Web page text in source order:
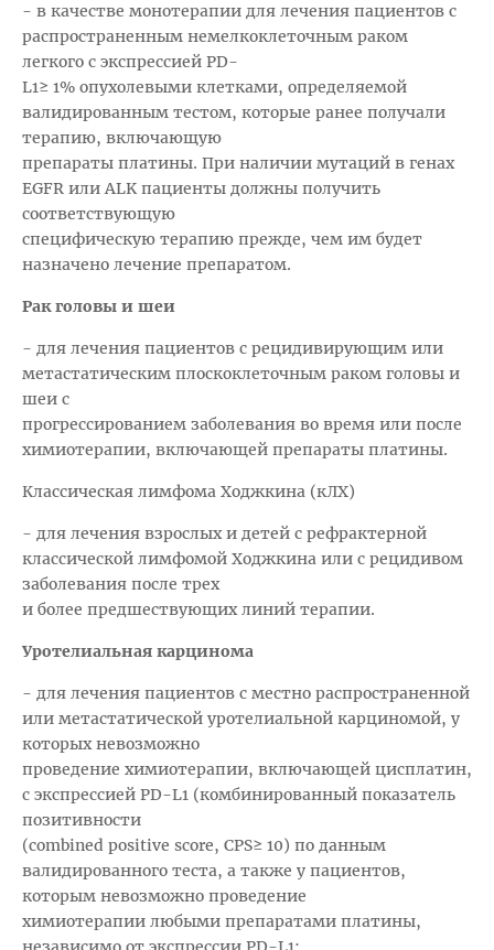
- в качестве монотерапии для лечения пациентов с
распространенным немелкоклеточным раком
легкого с экспрессией PD-
L1≥ 1% опухолевыми клетками, определяемой
валидированным тестом, которые ранее получали
терапию, включающую
препараты платины. При наличии мутаций в генах
EGFR или ALK пациенты должны получить
соответствующую
специфическую терапию прежде, чем им будет
назначено лечение препаратом.
Рак головы и шеи
- для лечения пациентов с рецидивирующим или
метастатическим плоскоклеточным раком головы и
шеи с
прогрессированием заболевания во время или после
химиотерапии, включающей препараты платины.
Классическая лимфома Ходжкина (кЛХ)
- для лечения взрослых и детей с рефрактерной
классической лимфомой Ходжкина или с рецидивом
заболевания после трех
и более предшествующих линий терапии.
Уротелиальная карцинома
- для лечения пациентов с местно распространенной
или метастатической уротелиальной карциномой, у
которых невозможно
проведение химиотерапии, включающей цисплатин,
с экспрессией PD-L1 (комбинированный показатель
позитивности
(combined positive score, CPS≥ 10) по данным
валидированного теста, а также у пациентов,
которым невозможно проведение
химиотерапии любыми препаратами платины,